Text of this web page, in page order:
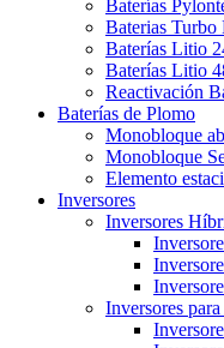
Baterías
Baterias Turbo
Baterías Litio
Baterías Litio
Reactivación
Baterías de Plomo
Monobloque
Monobloque
Elemento
Inversores
Inversores
Inversores